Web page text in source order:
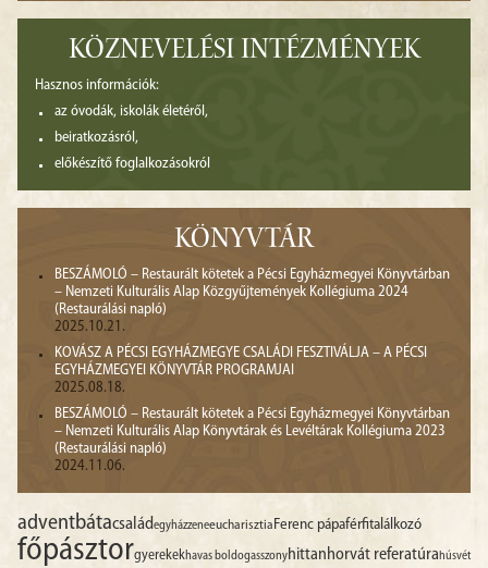
KÖZNEVELÉSI INTÉZMÉNYEK
Hasznos információk:
az óvodák, iskolák életéről,
beiratkozásról,
előkészítő foglalkozásokról
KÖNYVTÁR
BESZÁMOLÓ – Restaurált kötetek a Pécsi Egyházmegyei Könyvtárban
– Nemzeti Kulturális Alap Közgyűjtemények Kollégiuma 2024
(Restaurálási napló)
2025.10.21.
KOVÁSZ A PÉCSI EGYHÁZMEGYE CSALÁDI FESZTIVÁLJA – A PÉCSI
EGYHÁZMEGYEI KÖNYVTÁR PROGRAMJAI
2025.08.18.
BESZÁMOLÓ – Restaurált kötetek a Pécsi Egyházmegyei Könyvtárban
– Nemzeti Kulturális Alap Könyvtárak és Levéltárak Kollégiuma 2023
(Restaurálási napló)
2024.11.06.
adventbátacsaládegyházzeneeucharisztia Ferenc pápaférfitalálkozó
főpásztorgyerekekhavas boldogasszonyhittanhorvát referatúrahúsvét